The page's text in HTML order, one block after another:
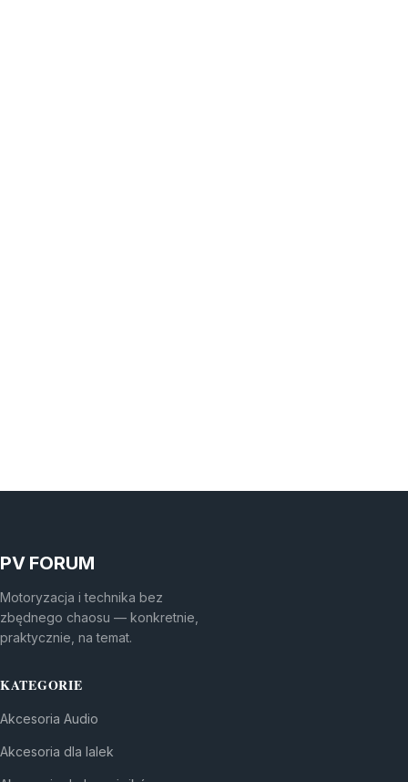
PV FORUM
Motoryzacja i technika bez
zbędnego chaosu — konkretnie,
praktycznie, na temat.
KATEGORIE
Akcesoria Audio
Akcesoria dla lalek